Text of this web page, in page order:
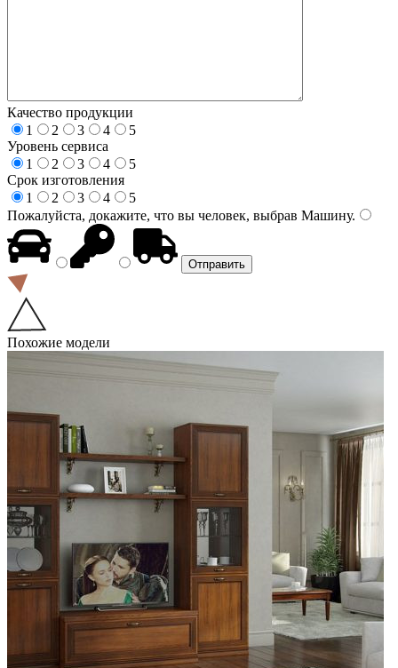
Качество продукции
1
2 3 4
5
Уровень сервиса
1
2 3 4
5
Срок изготовления
1
2 3 4
5
Пожалуйста, докажите, что вы человек, выбрав Машину.
Похожие модели